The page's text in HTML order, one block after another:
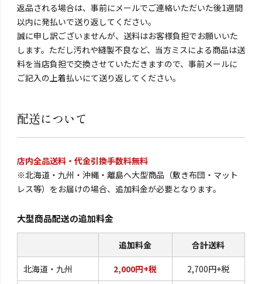
返品される場合は、事前にメールでご連絡いただいた後1週間
以内に発払いで送り返してください。
誠に申し訳ございませんが、送料はお客様負担でお願いいた
します。ただし汚れや縫製不良など、当方ミスによる商品は送
料を当店負担で交換させていただきますので、事前メールに
ご記入の上着払いにて送り返してください。
配送について
店内全品送料・代金引換手数料無料
※北海道・九州・沖縄・離島へ大型商品（敷き布団・マット
レス等）をお届けの場合、追加料金が必要となります。
大型商品配送の追加料金
追加料金 合計送料
北海道・九州 2,000円+税 2,700円+税